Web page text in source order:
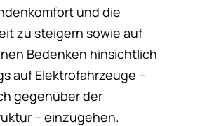
und die
zu steigern sowie auf
Bedenken hinsichtlich
auf Elektrofahrzeuge –
gegenüber der
– einzugehen.